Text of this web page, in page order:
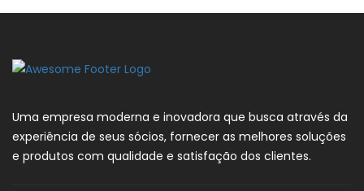
Uma empresa moderna e inovadora que busca através da
experiência de seus sócios, fornecer as melhores soluções
e produtos com qualidade e satisfação dos clientes.